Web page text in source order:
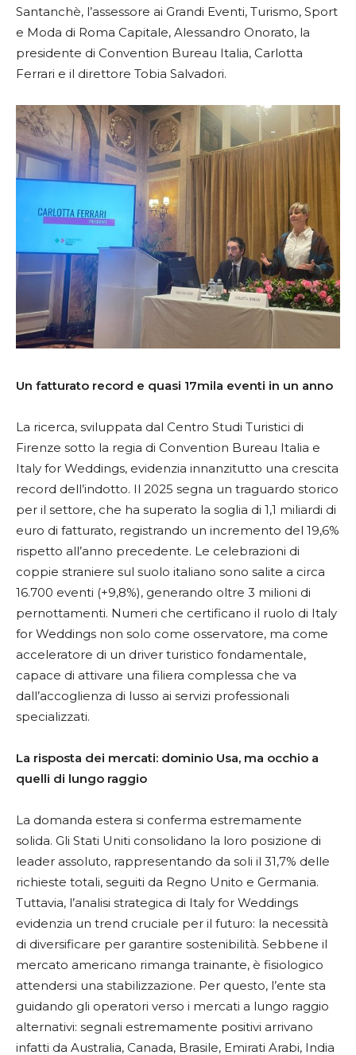
Santanchè, l’assessore ai Grandi Eventi, Turismo, Sport
e Moda di Roma Capitale, Alessandro Onorato, la
presidente di Convention Bureau Italia, Carlotta
Ferrari e il direttore Tobia Salvadori.
Un fatturato record e quasi 17mila eventi in un anno
La ricerca, sviluppata dal Centro Studi Turistici di
Firenze sotto la regia di Convention Bureau Italia e
Italy for Weddings, evidenzia innanzitutto una crescita
record dell’indotto. Il 2025 segna un traguardo storico
per il settore, che ha superato la soglia di 1,1 miliardi di
euro di fatturato, registrando un incremento del 19,6%
rispetto all’anno precedente. Le celebrazioni di
coppie straniere sul suolo italiano sono salite a circa
16.700 eventi (+9,8%), generando oltre 3 milioni di
pernottamenti. Numeri che certificano il ruolo di Italy
for Weddings non solo come osservatore, ma come
acceleratore di un driver turistico fondamentale,
capace di attivare una filiera complessa che va
dall’accoglienza di lusso ai servizi professionali
specializzati.
La risposta dei mercati: dominio Usa, ma occhio a
quelli di lungo raggio
La domanda estera si conferma estremamente
solida. Gli Stati Uniti consolidano la loro posizione di
leader assoluto, rappresentando da soli il 31,7% delle
richieste totali, seguiti da Regno Unito e Germania.
Tuttavia, l’analisi strategica di Italy for Weddings
evidenzia un trend cruciale per il futuro: la necessità
di diversificare per garantire sostenibilità. Sebbene il
mercato americano rimanga trainante, è fisiologico
attendersi una stabilizzazione. Per questo, l’ente sta
guidando gli operatori verso i mercati a lungo raggio
alternativi: segnali estremamente positivi arrivano
infatti da Australia, Canada, Brasile, Emirati Arabi, India